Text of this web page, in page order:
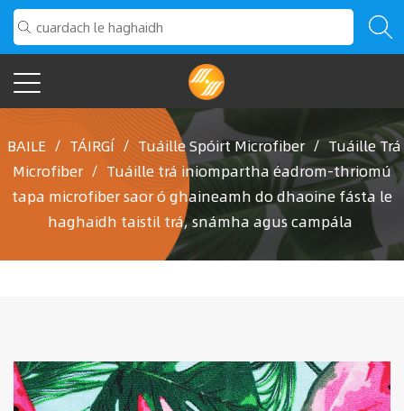
BAILE / TÁIRGÍ / Tuáille Spóirt Microfiber / Tuáille Trá
Microfiber / Tuáille trá iniompartha éadrom-thriomú
tapa microfiber saor ó ghaineamh do dhaoine fásta le
haghaidh taistil trá, snámha agus campála